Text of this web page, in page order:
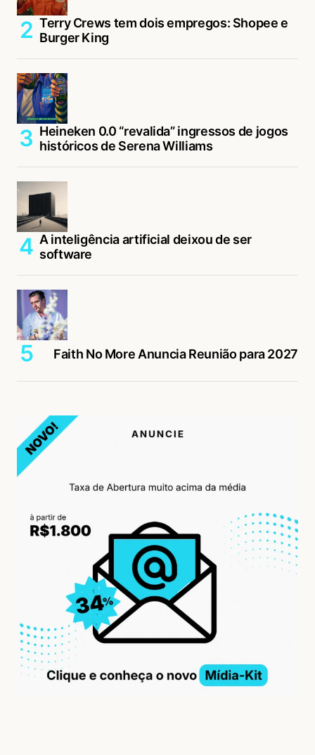
Terry Crews tem dois empregos: Shopee e
Burger King
Heineken 0.0 “revalida” ingressos de jogos
históricos de Serena Williams
A inteligência artificial deixou de ser
software
Faith No More Anuncia Reunião para 2027